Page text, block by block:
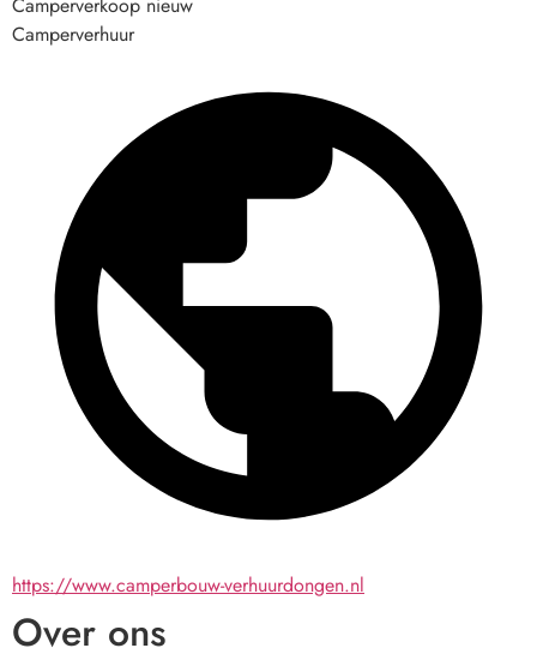
Camperverkoop nieuw
Camperverhuur
https://www.camperbouw-verhuurdongen.nl
Over ons